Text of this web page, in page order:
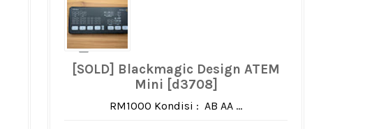
[SOLD] Blackmagic Design ATEM
Mini [d3708]
RM1000 Kondisi : AB AA ...